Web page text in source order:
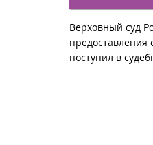
Верховный суд
предоставления
поступил в